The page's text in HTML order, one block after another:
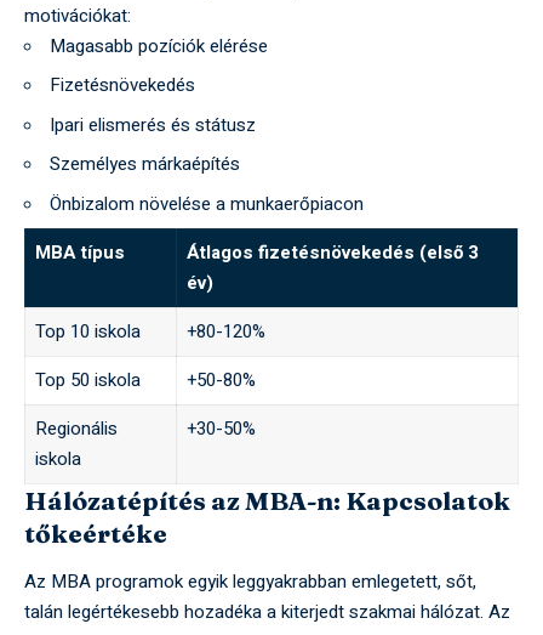
motivációkat:
Magasabb pozíciók elérése
Fizetésnövekedés
Ipari elismerés és státusz
Személyes márkaépítés
Önbizalom növelése a munkaerőpiacon
MBA típus
Átlagos fizetésnövekedés (első 3
év)
Top 10 iskola
+80-120%
Top 50 iskola
+50-80%
Regionális
iskola
+30-50%
Hálózatépítés az MBA-n: Kapcsolatok
tőkeértéke
Az MBA programok egyik leggyakrabban emlegetett, sőt,
talán legértékesebb hozadéka a kiterjedt szakmai hálózat. Az